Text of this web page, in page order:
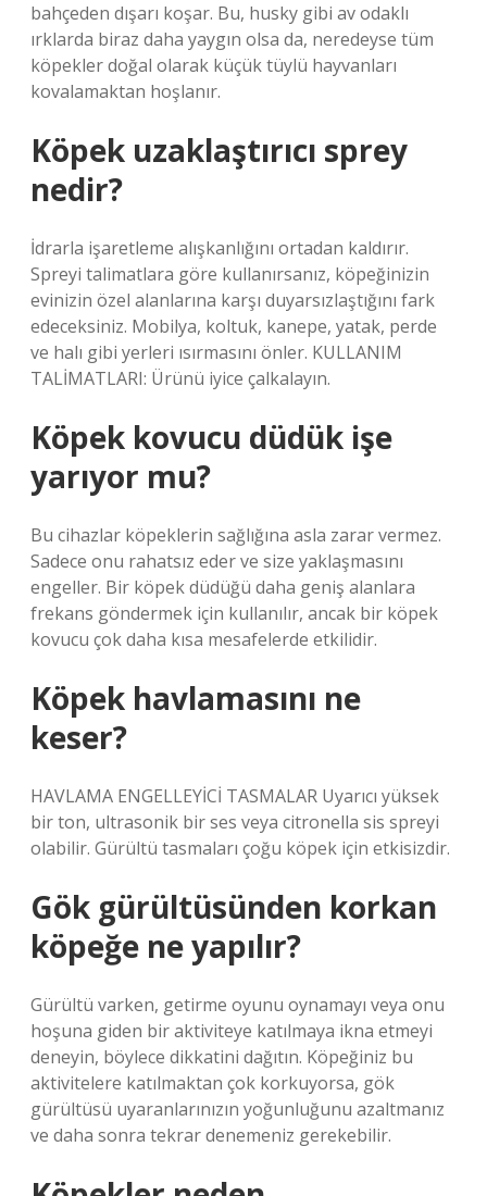
bahçeden dışarı koşar. Bu, husky gibi av odaklı
ırklarda biraz daha yaygın olsa da, neredeyse tüm
köpekler doğal olarak küçük tüylü hayvanları
kovalamaktan hoşlanır.
Köpek uzaklaştırıcı sprey
nedir?
İdrarla işaretleme alışkanlığını ortadan kaldırır.
Spreyi talimatlara göre kullanırsanız, köpeğinizin
evinizin özel alanlarına karşı duyarsızlaştığını fark
edeceksiniz. Mobilya, koltuk, kanepe, yatak, perde
ve halı gibi yerleri ısırmasını önler. KULLANIM
TALİMATLARI: Ürünü iyice çalkalayın.
Köpek kovucu düdük işe
yarıyor mu?
Bu cihazlar köpeklerin sağlığına asla zarar vermez.
Sadece onu rahatsız eder ve size yaklaşmasını
engeller. Bir köpek düdüğü daha geniş alanlara
frekans göndermek için kullanılır, ancak bir köpek
kovucu çok daha kısa mesafelerde etkilidir.
Köpek havlamasını ne
keser?
HAVLAMA ENGELLEYİCİ TASMALAR Uyarıcı yüksek
bir ton, ultrasonik bir ses veya citronella sis spreyi
olabilir. Gürültü tasmaları çoğu köpek için etkisizdir.
Gök gürültüsünden korkan
köpeğe ne yapılır?
Gürültü varken, getirme oyunu oynamayı veya onu
hoşuna giden bir aktiviteye katılmaya ikna etmeyi
deneyin, böylece dikkatini dağıtın. Köpeğiniz bu
aktivitelere katılmaktan çok korkuyorsa, gök
gürültüsü uyaranlarınızın yoğunluğunu azaltmanız
ve daha sonra tekrar denemeniz gerekebilir.